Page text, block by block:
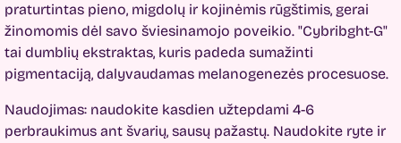
praturtintas pieno, migdolų ir kojinėmis rūgštimis, gerai
žinomomis dėl savo šviesinamojo poveikio. "Cybribght-G"
tai dumblių ekstraktas, kuris padeda sumažinti
pigmentaciją, dalyvaudamas melanogenezės procesuose.
Naudojimas: naudokite kasdien užtepdami 4-6
perbraukimus ant švarių, sausų pažastų. Naudokite ryte ir